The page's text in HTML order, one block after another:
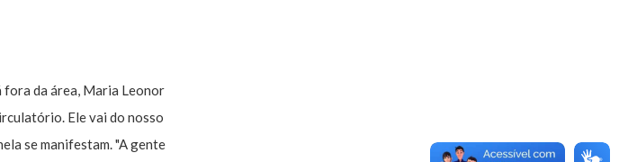
fora da área, Maria Leonor
Ele vai do nosso
se manifestam. "A gente